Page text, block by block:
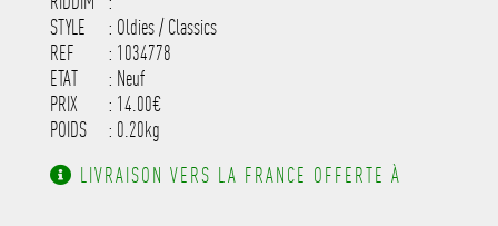
STYLE
: Oldies / Classics
REF
: 1034778
ETAT
: Neuf
PRIX
: 14.00€
POIDS
: 0.20kg
LIVRAISON VERS LA FRANCE OFFERTE À